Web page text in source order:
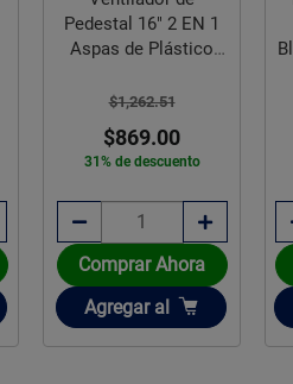
Pedestal 16" 2 EN 1
Aspas de Plástico
$1,262.51
$869.00
31% de descuento
Comprar Ahora
Añadir
Agregar al